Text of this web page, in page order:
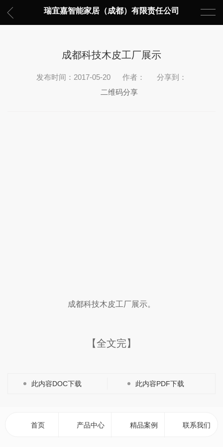
瑞宜嘉智能家居（成都）有限责任公司
成都科技木皮工厂展示
发布时间：2017-05-20 作者：
分享到：
二维码分享
成都科技木皮工厂展示。
【全文完】
此内容DOC下载 此内容PDF下载
首页
产品中心 精品案例 联系我们